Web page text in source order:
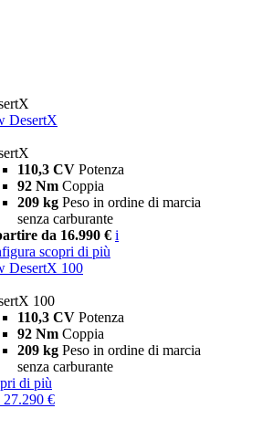
DesertX
110,3 CV Potenza
92 Nm Coppia
209 kg Peso in ordine di marcia
senza carburante
da 16.990 € i
scopri di più
DesertX 100
100
110,3 CV Potenza
92 Nm Coppia
209 kg Peso in ordine di marcia
senza carburante
di più
27.290 €